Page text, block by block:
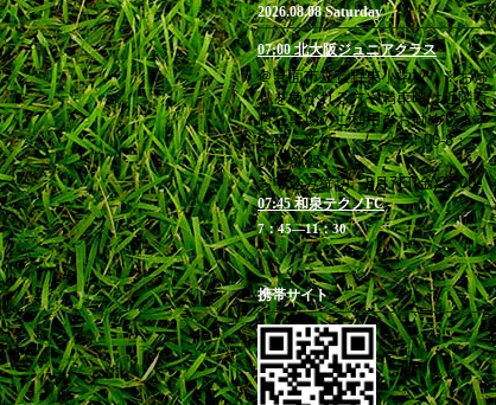
2026.08.08 Saturday
07:00 北大阪ジュニアクラス
＠箕面市立萱野東小学校 ※お帰
りを急がれる方や満車時は近隣有
料駐車場のご利用をお勧めします
6:40 受付 / 7：00-8：
00 練習
お申込み締切 8月7日(金)23:00
07:45 和泉テクノFC
7：45―11：30
携帯サイト